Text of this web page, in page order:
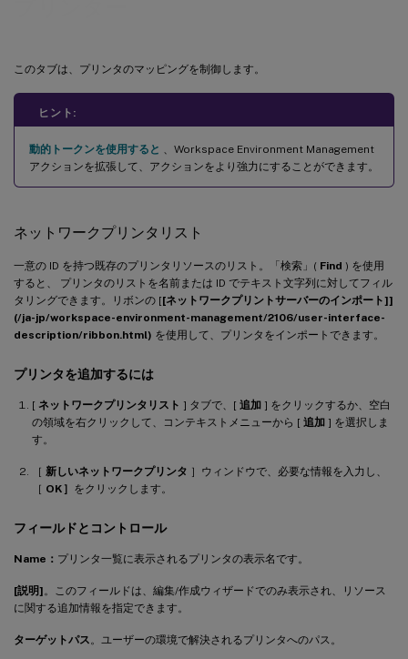
このタブは、プリンタのマッピングを制御します。
ヒント:
動的トークンを使用すると
、Workspace Environment Management
アクションを拡張して、アクションをより強力にすることができます。
ネットワークプリンタリスト
一意の ID を持つ既存のプリンタリソースのリスト。「検索」( Find ) を使用
すると、 プリンタのリストを名前または ID でテキスト文字列に対してフィル
タリングできます。リボンの [[ネットワークプリントサーバーのインポート]]
(/ja-jp/workspace-environment-management/2106/user-interface-
description/ribbon.html) を使用して、プリンタをインポートできます。
プリンタを追加するには
[ ネットワークプリンタリスト ] タブで、[ 追加 ] をクリックするか、空白
の領域を右クリックして、コンテキストメニューから [ 追加 ] を選択しま
す。
［ 新しいネットワークプリンタ ］ウィンドウで、必要な情報を入力し、
［ OK］ をクリックします。
フィールドとコントロール
Name： プリンタ一覧に表示されるプリンタの表示名です。
[説明] 。このフィールドは、編集/作成ウィザードでのみ表示され、リソース
に関する追加情報を指定できます。
ターゲットパス 。ユーザーの環境で解決されるプリンタへのパス。